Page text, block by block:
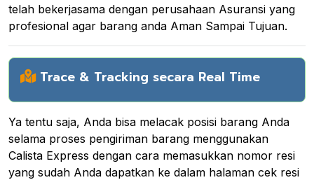
telah bekerjasama dengan perusahaan Asuransi yang
profesional agar barang anda Aman Sampai Tujuan.
Trace & Tracking secara Real Time
Ya tentu saja, Anda bisa melacak posisi barang Anda
selama proses pengiriman barang menggunakan
Calista Express dengan cara memasukkan nomor resi
yang sudah Anda dapatkan ke dalam halaman cek resi